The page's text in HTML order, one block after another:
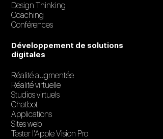
Design Thinking
Coaching
Conférences
Développement de solutions
digitales
Réalité augmentée
Réalité virtuelle
Studios virtuels
Chatbot
Applications
Sites web
Tester l'Apple Vision Pro